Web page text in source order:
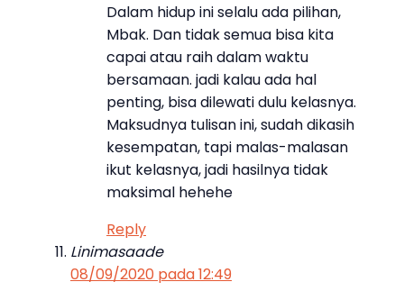
Dalam hidup ini selalu ada pilihan,
Mbak. Dan tidak semua bisa kita
capai atau raih dalam waktu
bersamaan. jadi kalau ada hal
penting, bisa dilewati dulu kelasnya.
Maksudnya tulisan ini, sudah dikasih
kesempatan, tapi malas-malasan
ikut kelasnya, jadi hasilnya tidak
maksimal hehehe
Reply
Linimasaade
08/09/2020 pada 12:49